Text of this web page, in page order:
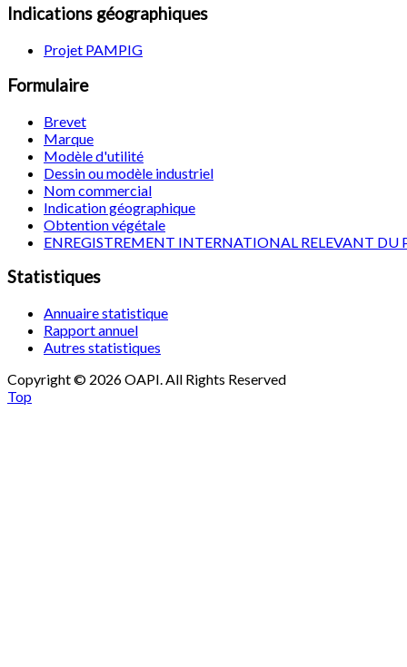
Indications géographiques
Projet PAMPIG
Formulaire
Brevet
Marque
Modèle d'utilité
Dessin ou modèle industriel
Nom commercial
Indication géographique
Obtention végétale
ENREGISTREMENT INTERNATIONAL RELEVANT DU
Statistiques
Annuaire statistique
Rapport annuel
Autres statistiques
Copyright © 2026 OAPI. All Rights Reserved
Top